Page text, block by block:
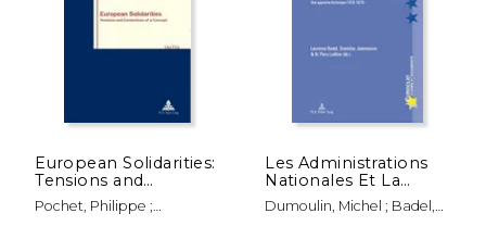
European Solidarities:
Tensions and
Contentions of a
Concept (en Inglés)
Pochet, Philippe ;
Les Administrations
Nationales Et La
Construction
Européenne: Une
Dumoulin, Michel ; Badel,